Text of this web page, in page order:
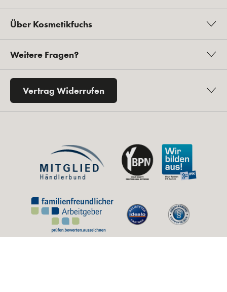
Über Kosmetikfuchs
Weitere Fragen?
Vertrag Widerrufen